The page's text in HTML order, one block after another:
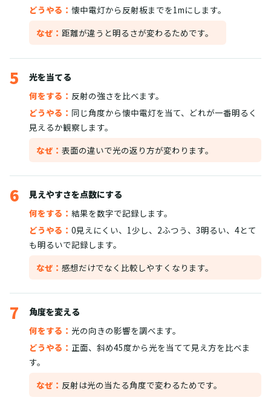
どうやる： 懐中電灯から反射板までを1mにします。
なぜ： 距離が違うと明るさが変わるためです。
5
光を当てる
何をする： 反射の強さを比べます。
どうやる： 同じ角度から懐中電灯を当て、どれが一番明るく
見えるか観察します。
なぜ： 表面の違いで光の返り方が変わります。
6
見えやすさを点数にする
何をする： 結果を数字で記録します。
どうやる： 0見えにくい、1少し、2ふつう、3明るい、4とて
も明るいで記録します。
なぜ： 感想だけでなく比較しやすくなります。
7
角度を変える
何をする： 光の向きの影響を調べます。
どうやる： 正面、斜め45度から光を当てて見え方を比べま
す。
なぜ： 反射は光の当たる角度で変わるためです。